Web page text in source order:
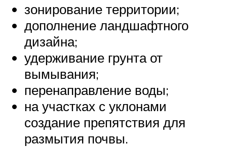
зонирование территории;
дополнение ландшафтного
дизайна;
удерживание грунта от
вымывания;
перенаправление воды;
на участках с уклонами
создание препятствия для
размытия почвы.